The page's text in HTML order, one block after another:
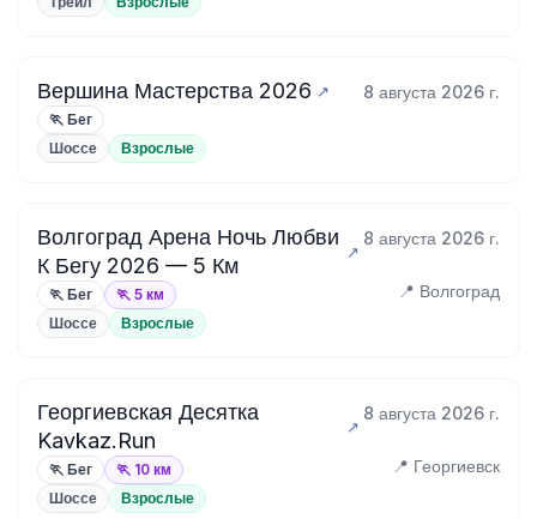
Вершина Мастерства 2026 8 августа 2026 г.
🏃 Бег
Шоссе
Взрослые
Волгоград Арена Ночь Любви
К Бегу 2026 — 5 Км
8 августа 2026 г.
🏃 Бег 🏃 5 км 📍 Волгоград
Шоссе Взрослые
Георгиевская Десятка
Kavkaz.Run
8 августа 2026 г.
🏃 Бег 🏃 10 км 📍 Георгиевск
Шоссе Взрослые